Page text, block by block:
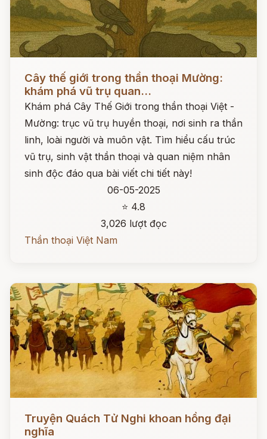
Cây thế giới trong thần thoại Mường:
khám phá vũ trụ quan...
Khám phá Cây Thế Giới trong thần thoại Việt -
Mường: trục vũ trụ huyền thoại, nơi sinh ra thần
linh, loài người và muôn vật. Tìm hiểu cấu trúc
vũ trụ, sinh vật thần thoại và quan niệm nhân
sinh độc đáo qua bài viết chi tiết này!
06-05-2025
⭐ 4.8
3,026 lượt đọc
Thần thoại Việt Nam
Truyện Quách Tử Nghi khoan hồng đại
nghĩa